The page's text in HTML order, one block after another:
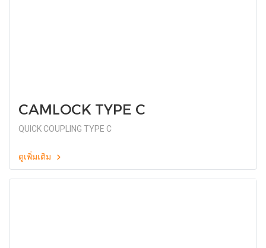
CAMLOCK TYPE C
QUICK COUPLING TYPE C
ดูเพิ่มเติม